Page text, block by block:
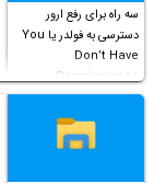
سه راه برای رفع ارور
دسترسی به فولدر یا You
Don’t Have
Permission to
Access this folder